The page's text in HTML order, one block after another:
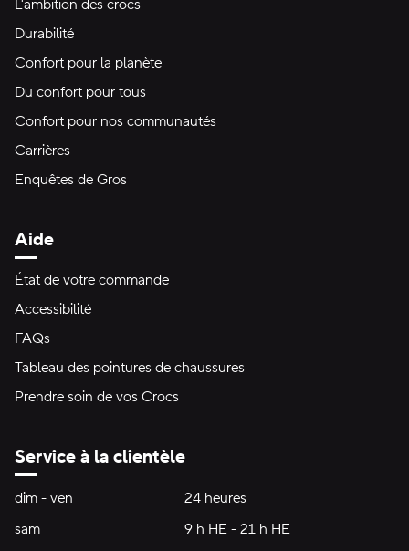
L'ambition des crocs
Durabilité
Confort pour la planète
Du confort pour tous
Confort pour nos communautés
Carrières
Enquêtes de Gros
Aide
État de votre commande
Accessibilité
FAQs
Tableau des pointures de chaussures
Prendre soin de vos Crocs
Service à la clientèle
Heures d'ouverture:
dim - ven dimanche à vendredi24 heures24 heures
sam
9 h HE - 21 h HE9 h HE - 21 h HE